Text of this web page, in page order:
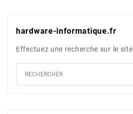
hardware-informatique.fr
Effectuez une recherche sur le site